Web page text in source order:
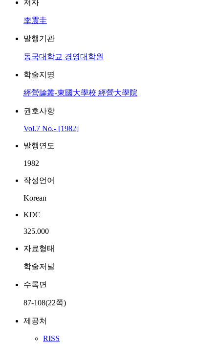
저자
李震圭
발행기관
동국대학교 경영대학원
학술지명
經營論叢-東國大學校 經營大學院
권호사항
Vol.7 No.- [1982]
발행연도
1982
작성언어
Korean
KDC
325.000
자료형태
학술저널
수록면
87-108(22쪽)
제공처
RISS